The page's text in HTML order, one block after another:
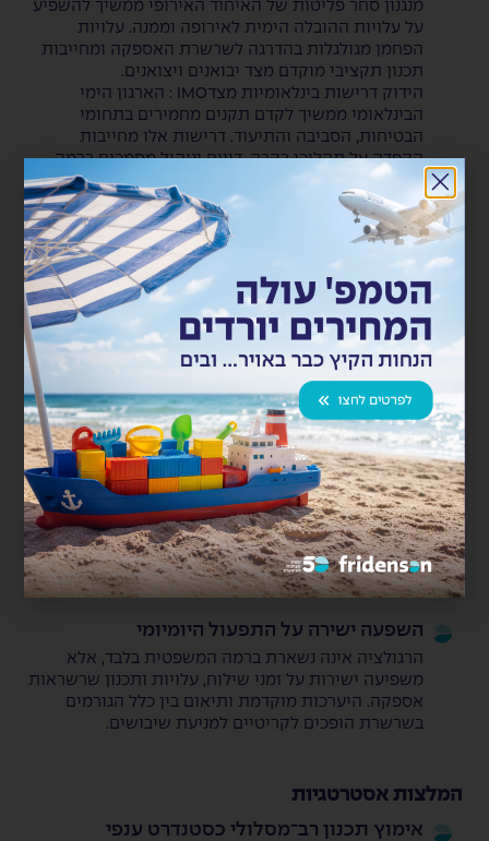
מנגנון סחר פליטות של האיחוד האירופי ממשיך להשפיע
על עלויות ההובלה הימית לאירופה וממנה. עלויות
הפחמן מגולגלות בהדרגה לשרשרת האספקה ומחייבות
תכנון תקציבי מוקדם מצד יבואנים ויצואנים.
הידוק דרישות בינלאומיות מצדIMO : הארגון הימי
הבינלאומי ממשיך לקדם תקנים מחמירים בתחומי
הבטיחות, הסביבה והתיעוד. דרישות אלו מחייבות
הקפדה על תהליכי בקרה, דיווח וניהול מסמכים ברמה
גבוהה יותר מבעבר.
השפעה ישירה על התפעול היומיומי: הרגולציה אינה
נשארת ברמה המשפטית בלבד, אלא משפיעה ישירות על
זמני שילוח, עלויות ותכנון שרשראות אספקה. היערכות
מוקדמת ותיאום בין כלל הגורמים בשרשרת הופכים
לקריטיים למניעת שיבושים.
רגולציה סביבתית בהובלה הימית
יישום מנגנוןEU ETS , מנגנון סחר פליטות של האיחוד
האירופי ממשיך להשפיע על עלויות ההובלה הימית
לאירופה וממנה. עלויות הפחמן מגולגלות בהדרגה
לשרשרת האספקה ומחייבות תכנון תקציבי מוקדם מצד
יבואנים ויצואנים.
הידוק דרישות בינלאומיות מצדIMO
הארגון הימי הבינלאומי ממשיך לקדם תקנים מחמירים
בתחומי הבטיחות, הסביבה והתיעוד. דרישות אלו
מחייבות הקפדה על תהליכי בקרה, דיווח וניהול מסמכים
ברמה גבוהה יותר מבעבר.
השפעה ישירה על התפעול היומיומי
הרגולציה אינה נשארת ברמה המשפטית בלבד, אלא
משפיעה ישירות על זמני שילוח, עלויות ותכנון שרשראות
אספקה. היערכות מוקדמת ותיאום בין כלל הגורמים
בשרשרת הופכים לקריטיים למניעת שיבושים.
המלצות אסטרטגיות
אימוץ תכנון רב־מסלולי כסטנדרט ענפי